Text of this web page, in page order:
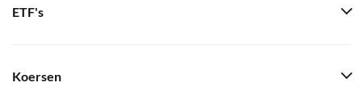
ETF's
Koersen